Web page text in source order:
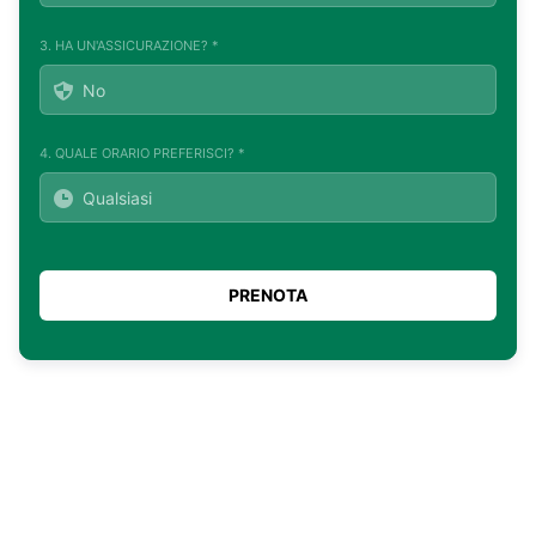
3. HA UN'ASSICURAZIONE? *
4. QUALE ORARIO PREFERISCI? *